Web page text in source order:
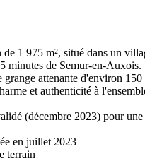
1 975 m², situé dans un
minutes de Semur-en-Auxois.
attenante d'environ 150
et authenticité à
(décembre 2023) pour
en juillet 2023
terrain